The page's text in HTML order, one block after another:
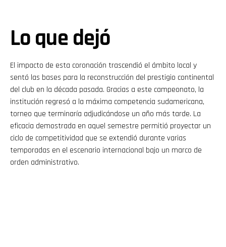
Lo que dejó
El impacto de esta coronación trascendió el ámbito local y
sentó las bases para la reconstrucción del prestigio continental
del club en la década pasada. Gracias a este campeonato, la
institución regresó a la máxima competencia sudamericana,
torneo que terminaría adjudicándose un año más tarde. La
eficacia demostrada en aquel semestre permitió proyectar un
ciclo de competitividad que se extendió durante varias
temporadas en el escenario internacional bajo un marco de
orden administrativo.